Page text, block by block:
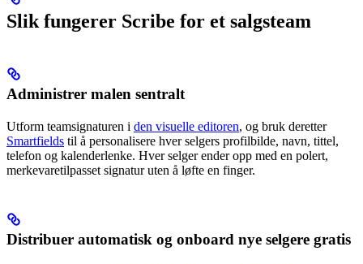
Slik fungerer Scribe for et salgsteam
Administrer malen sentralt
Utform teamsignaturen i den visuelle editoren, og bruk deretter
Smartfields til å personalisere hver selgers profilbilde, navn, tittel,
telefon og kalenderlenke. Hver selger ender opp med en polert,
merkevaretilpasset signatur uten å løfte en finger.
Distribuer automatisk og onboard nye selgere gratis